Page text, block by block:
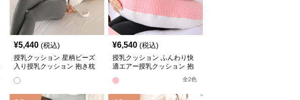
¥5,440 (税込)
授乳クッション 星柄ビーズ
入り授乳クッション 抱き枕
¥6,540 (税込)
授乳クッション ふんわり快
適エアー授乳クッション 抱
全2色